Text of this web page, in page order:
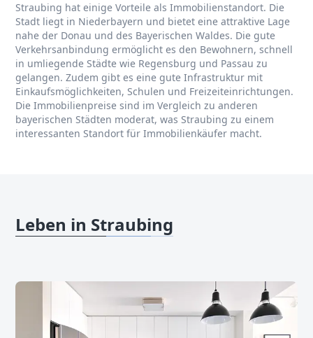
Straubing hat einige Vorteile als Immobilienstandort. Die
Stadt liegt in Niederbayern und bietet eine attraktive Lage
nahe der Donau und des Bayerischen Waldes. Die gute
Verkehrsanbindung ermöglicht es den Bewohnern, schnell
in umliegende Städte wie Regensburg und Passau zu
gelangen. Zudem gibt es eine gute Infrastruktur mit
Einkaufsmöglichkeiten, Schulen und Freizeiteinrichtungen.
Die Immobilienpreise sind im Vergleich zu anderen
bayerischen Städten moderat, was Straubing zu einem
interessanten Standort für Immobilienkäufer macht.
Leben in Straubing